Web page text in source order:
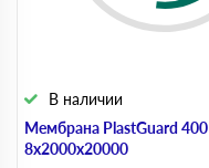
Мембрана PlastGuard 400
8х2000х20000
В наличии